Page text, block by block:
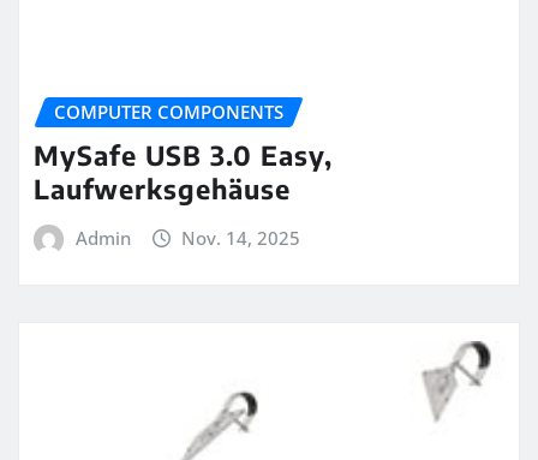
COMPUTER COMPONENTS
MySafe USB 3.0 Easy,
Laufwerksgehäuse
Admin Nov. 14, 2025